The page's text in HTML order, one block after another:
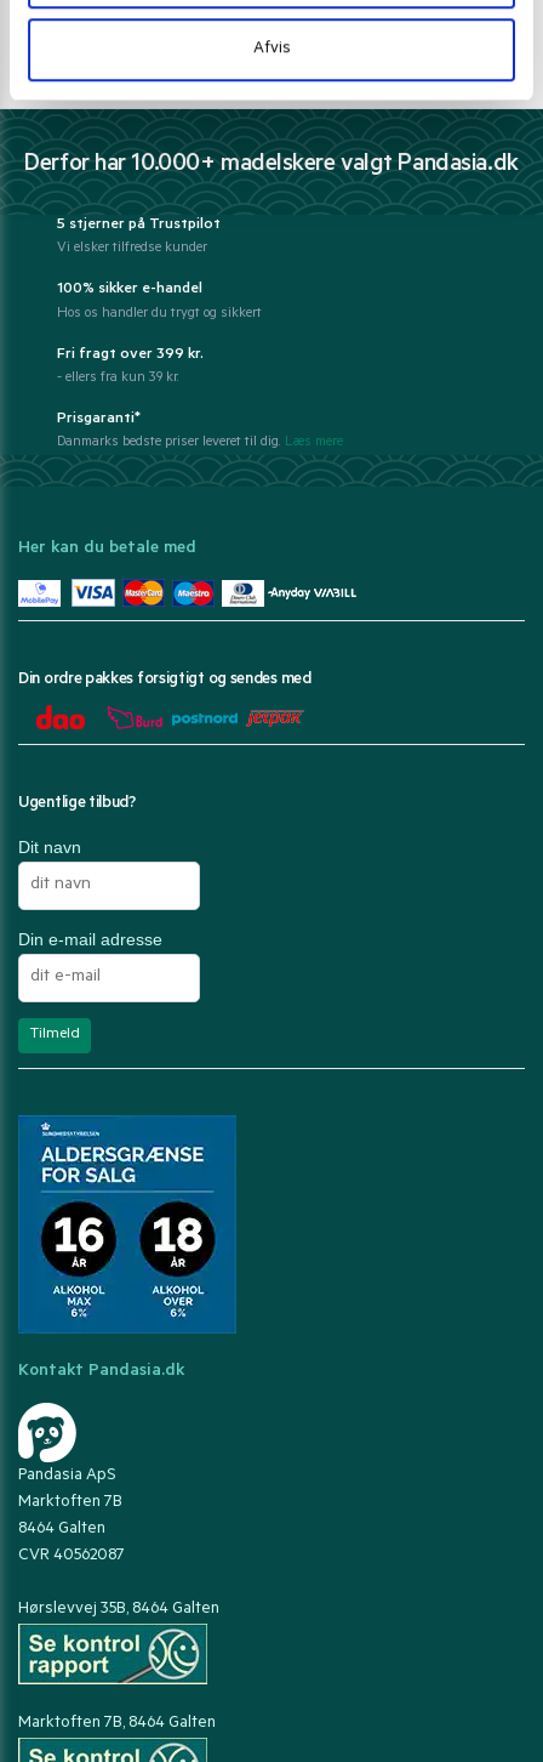
Afvis
Ring 30 27 78 78
E-mail support
kundeservice@pandasia.dk
Derfor har 10.000+ madelskere valgt Pandasia.dk
5 stjerner på Trustpilot
Vi elsker tilfredse kunder
100% sikker e-handel
Hos os handler du trygt og sikkert
Fri fragt over 399 kr.
- ellers fra kun 39 kr.
Prisgaranti*
Danmarks bedste priser leveret til dig. Læs mere
Her kan du betale med
Din ordre pakkes forsigtigt og sendes med
Ugentlige tilbud?
Dit navn
Din e-mail adresse
Kontakt Pandasia.dk
Pandasia ApS
Marktoften 7B
8464 Galten
CVR 40562087
Hørslevvej 35B, 8464 Galten
Marktoften 7B, 8464 Galten